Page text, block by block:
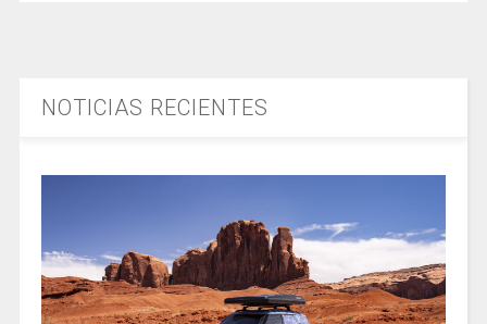
NOTICIAS RECIENTES